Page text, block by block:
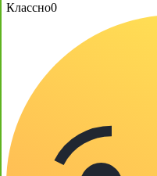
Классно0